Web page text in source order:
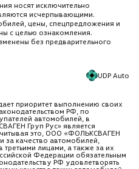
носят исключительно
исчерпывающими.
цены, спецпредложения и
с целью ознакомления.
без предварительного
UDP Auto
приоритет выполнению своих
РФ, по
автомобилей, в
Груп Рус» является
это, ООО «ФОЛЬКСВАГЕН
за качество автомобилей,
лицами, а также за их
Федерации обязательным
РФ удовлетворять